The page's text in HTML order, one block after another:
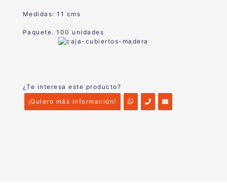
Medidas: 11 cms
Paquete. 100 unidades
¿Te interesa este producto?
¡Quiero más información!